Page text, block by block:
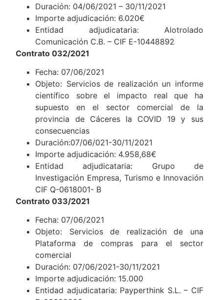
Duración: 04/06/2021 – 30/11/2021
Importe adjudicación: 6.020€
Entidad adjudicataria: Alotrolado
Comunicación C.B. – CIF E-10448892
Contrato 032/2021
Fecha: 07/06/2021
Objeto: Servicios de realización un informe
científico sobre el impacto real que ha
supuesto en el sector comercial de la
provincia de Cáceres la COVID 19 y sus
consecuencias
Duración:07/06/021-30/11/2021
Importe adjudicación: 4.958,68€
Entidad adjudicataria: Grupo de
Investigación Empresa, Turismo e Innovación
CIF Q-0618001- B
Contrato 033/2021
Fecha: 07/06/2021
Objeto: Servicios de realización de una
Plataforma de compras para el sector
comercial
Duración: 07/06/2021-30/11/2021
Importe adjudicación: 15.000
Entidad adjudicataria: Payperthink S.L. – CIF